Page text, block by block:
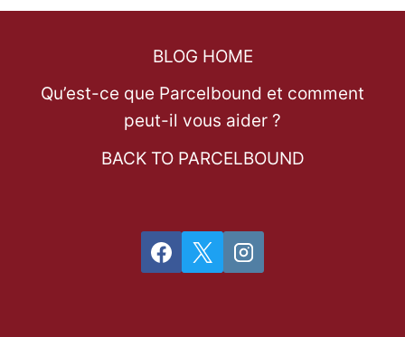
BLOG HOME
Qu’est-ce que Parcelbound et comment
peut-il vous aider ?
BACK TO PARCELBOUND